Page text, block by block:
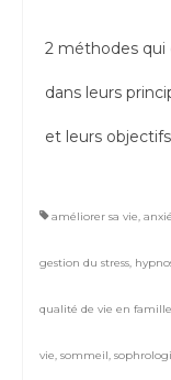
2 méthodes qui
dans leurs
et leurs
améliorer sa vie,
gestion du stress,
qualité de vie en famille
vie, sommeil,